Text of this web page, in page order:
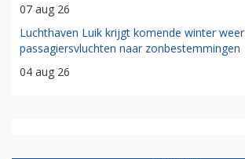
07 aug 26
Luchthaven Luik krijgt komende winter weer
passagiersvluchten naar zonbestemmingen
04 aug 26